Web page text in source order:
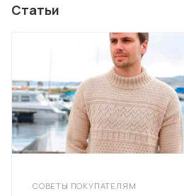
Статьи
СОВЕТЫ ПОКУПАТЕЛЯМ